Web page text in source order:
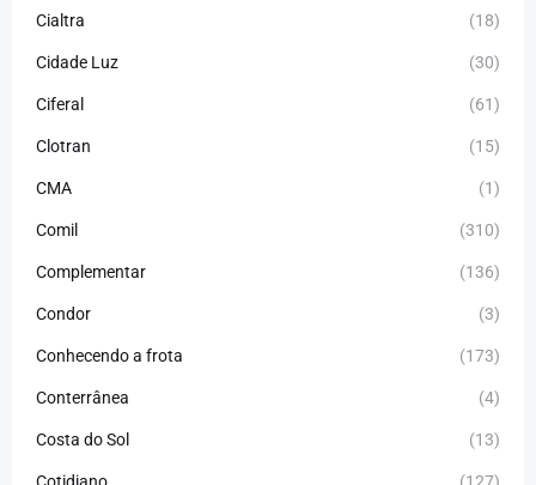
Cialtra (18)
Cidade Luz (30)
Ciferal (61)
Clotran (15)
CMA (1)
Comil (310)
Complementar (136)
Condor (3)
Conhecendo a frota (173)
Conterrânea (4)
Costa do Sol (13)